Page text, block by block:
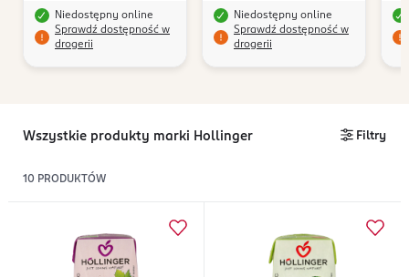
Niedostępny online
Sprawdź dostępność w
drogerii
Niedostępny online
Sprawdź dostępność w
drogerii
Wszystkie produkty marki Hollinger Filtry
10 PRODUKTÓW